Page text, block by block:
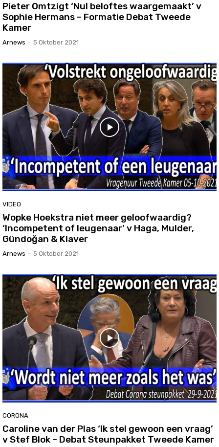
Pieter Omtzigt ‘Nul beloftes waargemaakt’ v
Sophie Hermans – Formatie Debat Tweede
Kamer
Arnews - 5 Oktober 2021
VIDEO
Wopke Hoekstra niet meer geloofwaardig?
‘Incompetent of leugenaar’ v Haga, Mulder,
Gündoğan & Klaver
Arnews - 5 Oktober 2021
CORONA
Caroline van der Plas ‘Ik stel gewoon een vraag’
v Stef Blok – Debat Steunpakket Tweede Kamer